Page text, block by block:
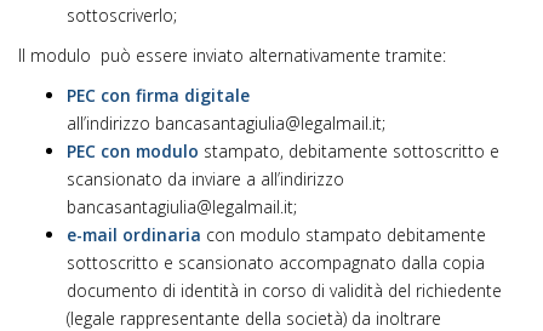
sottoscriverlo;
Il modulo può essere inviato alternativamente tramite:
PEC con firma digitale
all’indirizzo bancasantagiulia@legalmail.it;
PEC con modulo stampato, debitamente sottoscritto e
scansionato da inviare a all’indirizzo
bancasantagiulia@legalmail.it;
e-mail ordinaria con modulo stampato debitamente
sottoscritto e scansionato accompagnato dalla copia
documento di identità in corso di validità del richiedente
(legale rappresentante della società) da inoltrare